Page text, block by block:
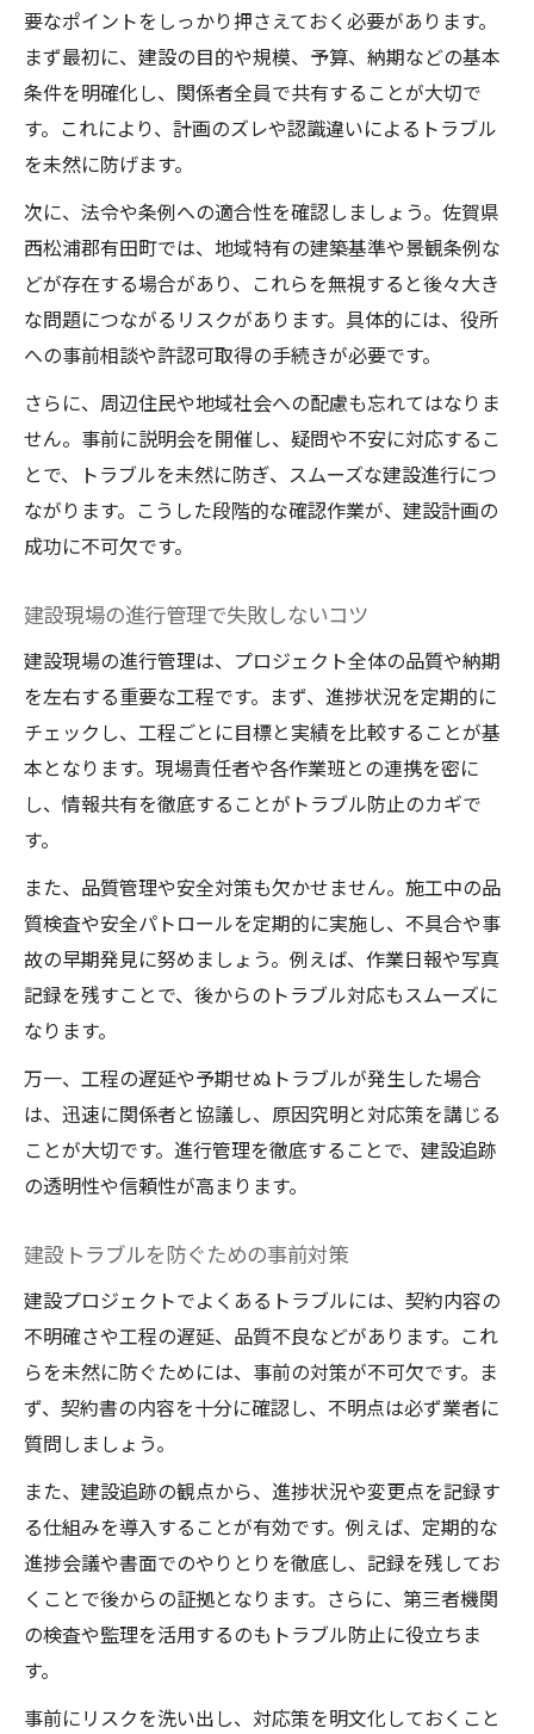
要なポイントをしっかり押さえておく必要があります。
まず最初に、建設の目的や規模、予算、納期などの基本
条件を明確化し、関係者全員で共有することが大切で
す。これにより、計画のズレや認識違いによるトラブル
を未然に防げます。
次に、法令や条例への適合性を確認しましょう。佐賀県
西松浦郡有田町では、地域特有の建築基準や景観条例な
どが存在する場合があり、これらを無視すると後々大き
な問題につながるリスクがあります。具体的には、役所
への事前相談や許認可取得の手続きが必要です。
さらに、周辺住民や地域社会への配慮も忘れてはなりま
せん。事前に説明会を開催し、疑問や不安に対応するこ
とで、トラブルを未然に防ぎ、スムーズな建設進行につ
ながります。こうした段階的な確認作業が、建設計画の
成功に不可欠です。
建設現場の進行管理で失敗しないコツ
建設現場の進行管理は、プロジェクト全体の品質や納期
を左右する重要な工程です。まず、進捗状況を定期的に
チェックし、工程ごとに目標と実績を比較することが基
本となります。現場責任者や各作業班との連携を密に
し、情報共有を徹底することがトラブル防止のカギで
す。
また、品質管理や安全対策も欠かせません。施工中の品
質検査や安全パトロールを定期的に実施し、不具合や事
故の早期発見に努めましょう。例えば、作業日報や写真
記録を残すことで、後からのトラブル対応もスムーズに
なります。
万一、工程の遅延や予期せぬトラブルが発生した場合
は、迅速に関係者と協議し、原因究明と対応策を講じる
ことが大切です。進行管理を徹底することで、建設追跡
の透明性や信頼性が高まります。
建設トラブルを防ぐための事前対策
建設プロジェクトでよくあるトラブルには、契約内容の
不明確さや工程の遅延、品質不良などがあります。これ
らを未然に防ぐためには、事前の対策が不可欠です。ま
ず、契約書の内容を十分に確認し、不明点は必ず業者に
質問しましょう。
また、建設追跡の観点から、進捗状況や変更点を記録す
る仕組みを導入することが有効です。例えば、定期的な
進捗会議や書面でのやりとりを徹底し、記録を残してお
くことで後からの証拠となります。さらに、第三者機関
の検査や監理を活用するのもトラブル防止に役立ちま
す。
事前にリスクを洗い出し、対応策を明文化しておくこと